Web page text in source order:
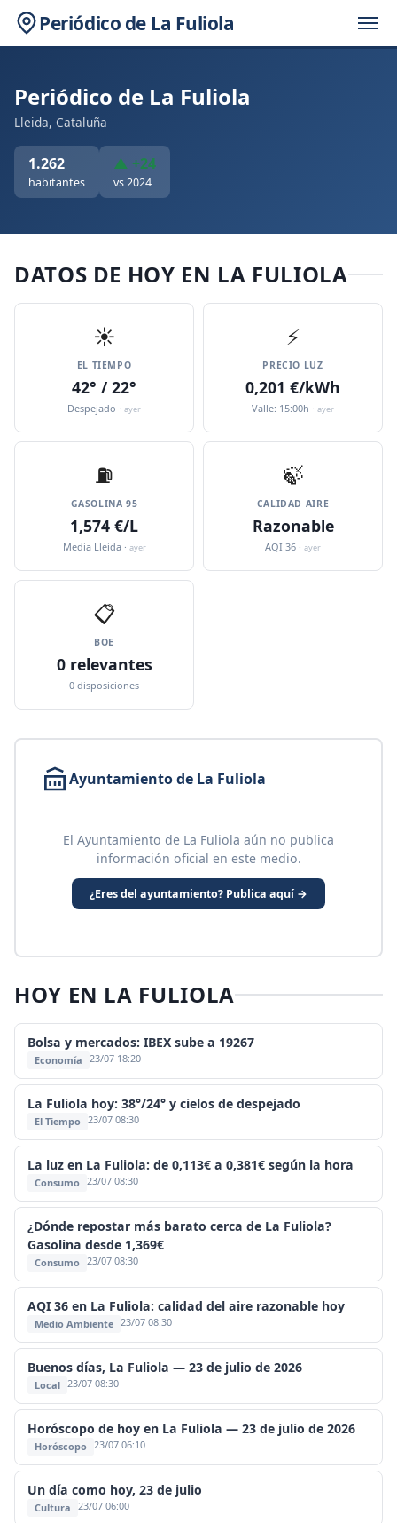
Periódico de La Fuliola
Periódico de La Fuliola
Lleida, Cataluña
1.262
habitantes
▲ +24
vs 2024
DATOS DE HOY EN LA FULIOLA
☀️
EL TIEMPO
42° / 22°
Despejado · ayer
⚡
PRECIO LUZ
0,201 €/kWh
Valle: 15:00h · ayer
⛽️
GASOLINA 95
1,574 €/L
Media Lleida · ayer
🍃
CALIDAD AIRE
Razonable
AQI 36 · ayer
📋
BOE
0 relevantes
0 disposiciones
Ayuntamiento de La Fuliola
El Ayuntamiento de La Fuliola aún no publica
información oficial en este medio.
¿Eres del ayuntamiento? Publica aquí →
HOY EN LA FULIOLA
Bolsa y mercados: IBEX sube a 19267
Economía 23/07 18:20
La Fuliola hoy: 38°/24° y cielos de despejado
El Tiempo 23/07 08:30
La luz en La Fuliola: de 0,113€ a 0,381€ según la hora
Consumo 23/07 08:30
¿Dónde repostar más barato cerca de La Fuliola?
Gasolina desde 1,369€
Consumo 23/07 08:30
AQI 36 en La Fuliola: calidad del aire razonable hoy
Medio Ambiente 23/07 08:30
Buenos días, La Fuliola — 23 de julio de 2026
Local 23/07 08:30
Horóscopo de hoy en La Fuliola — 23 de julio de 2026
Horóscopo 23/07 06:10
Un día como hoy, 23 de julio
Cultura 23/07 06:00